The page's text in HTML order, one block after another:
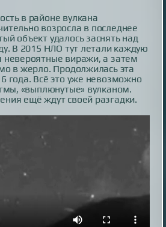
в районе вулкана
возросла в последнее
объект удалось заснять над
В 2015 НЛО тут летали каждую
невероятные виражи, а затем
в жерло. Продолжилась эта
года. Всё это уже невозможно
«выплюнутые» вулканом.
ещё ждут своей разгадки.